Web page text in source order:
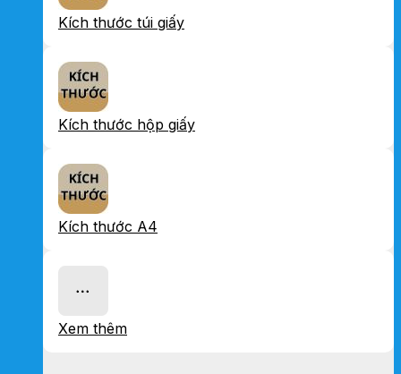
Kích thước túi giấy
Kích thước hộp giấy
Kích thước A4
Xem thêm